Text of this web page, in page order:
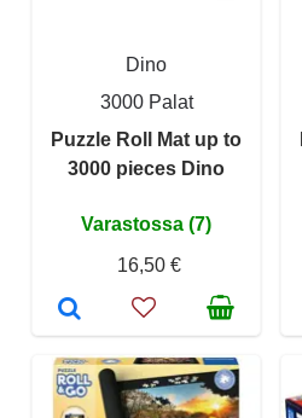
Dino
3000 Palat
Puzzle Roll Mat up to
3000 pieces Dino
Varastossa (7)
16,50 €